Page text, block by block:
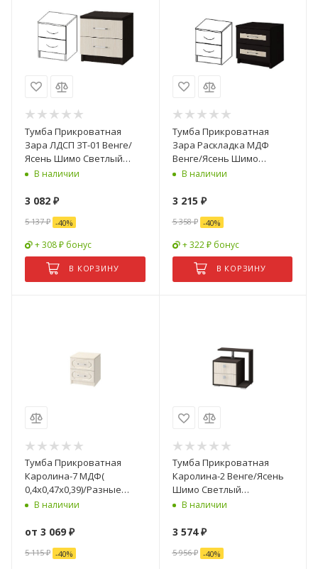
Тумба Прикроватная
Зара ЛДСП ЗТ-01 Венге/
Ясень Шимо Светлый
(0,4х0,52х0,4)
В наличии
3 082 ₽
5 137₽ -40%
+ 308 ₽ бонус
В КОРЗИНУ
Тумба Прикроватная
Зара Раскладка МДФ
Венге/Ясень Шимо
Светлый ЗТ-01
В наличии
3 215 ₽
5 358₽ -40%
+ 322 ₽ бонус
В КОРЗИНУ
Тумба Прикроватная
Каролина-7 МДФ(
0,4х0,47х0,39)/Разные
Цвета
В наличии
от 3 069 ₽
5 115 ₽ -40%
Тумба Прикроватная
Каролина-2 Венге/Ясень
Шимо Светлый
(0,55х0,535х0,385)
В наличии
3 574₽
5 956₽ -40%